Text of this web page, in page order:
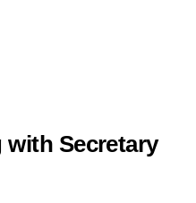
with Secretary